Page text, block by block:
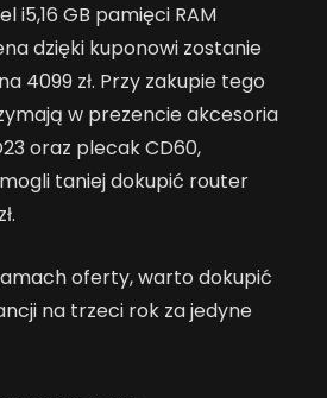
i5,16 GB pamięci RAM
dzięki kuponowi zostanie
4099 zł. Przy zakupie tego
w prezencie akcesoria
oraz plecak CD60,
taniej dokupić router
oferty, warto dokupić
na trzeci rok za jedyne